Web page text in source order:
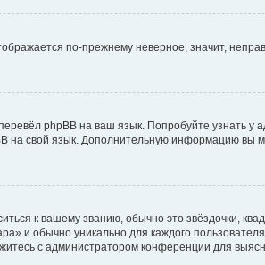
по-прежнему неверное, значит,
phpBB на ваш язык. Попробуйте узнать
на свой язык. Дополнительную информацию вы
к вашему званию, обычно это звёздочки,
и обычно уникально для каждого
с администратором конференции для